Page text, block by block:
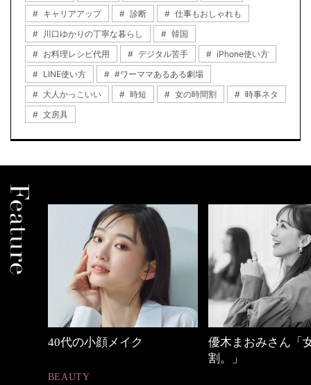
キャリアアップ 診断
仕事もおしゃれも
川口ゆかりの丁寧な暮らし
韓国
お料理レシピ代用
デジタル苦手
iPhone使い方
LINE使い方
#ワーママあるある劇場
大人かっこいい
時短 女の時間割
時事ネタ
文房具
優木まおみさん「女の時間
心地よくいられる
とは